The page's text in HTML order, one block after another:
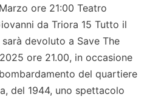
ore 21:00 Teatro
da Triora 15 Tutto il
devoluto a Save The
ore 21.00, in occasione
del quartiere
del 1944, uno spettacolo